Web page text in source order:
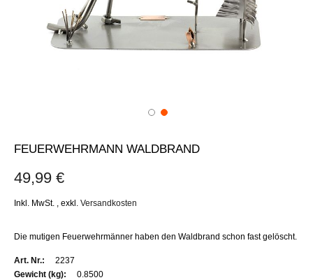
FEUERWEHRMANN WALDBRAND
49,99 €
Inkl. MwSt. exkl. Versandkosten
Die mutigen Feuerwehrmänner haben den Waldbrand schon fast gelöscht.
Weitere
Informationen
2237
0.8500